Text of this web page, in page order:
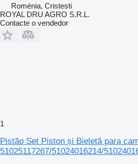
Roménia, Cristesti
ROYAL DRU AGRO S.R.L.
Contacte o vendedor
1
Pistão Set Piston și Bieletă para
51025117267/51024016214/